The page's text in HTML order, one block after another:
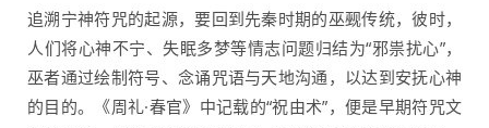
追溯宁神符咒的起源，要回到先秦时期的巫觋传统，彼时，
人们将心神不宁、失眠多梦等情志问题归结为“邪祟扰心”，
巫者通过绘制符号、念诵咒语与天地沟通，以达到安抚心神
的目的。《周礼·春官》中记载的“祝由术”，便是早期符咒文